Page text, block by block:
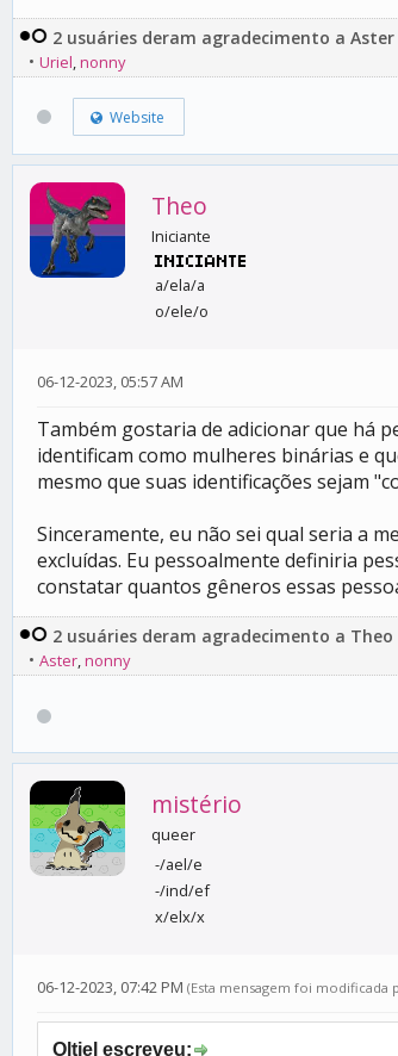
2 usuáries deram agradecimento a
• Uriel,nonny
Website
Theo
Iniciante
a/ela/a
o/ele/o
06-12-2023, 05:57 AM
Também gostaria de adicionar que há
identificam como mulheres binárias e
mesmo que suas identificações sejam
Sinceramente, eu não sei qual seria a
excluídas. Eu pessoalmente definiria
constatar quantos gêneros essas
2 usuáries deram agradecimento a
• Aster,nonny
mistério
queer
-/ael/e
-/ind/ef
x/elx/x
06-12-2023, 07:42 PM (Esta mensagem foi modificada
Oltiel escreveu: